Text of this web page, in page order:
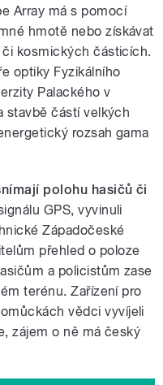
Array má s pomocí
hmotě nebo získávat
kosmických částicích.
optiky Fyzikálního
Palackého v
stavbě částí velkých
rozsah gama
polohu hasičů či
GPS, vyvinuli
Západočeské
přehled o poloze
a policistům zase
terénu. Zařízení pro
vědci vyvíjeli
zájem o ně má český